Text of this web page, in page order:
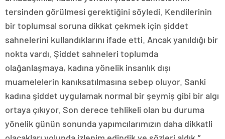
tersinden görülmesi gerektiğini söyledi. Kendilerinin
bir toplumsal soruna dikkat çekmek için şiddet
sahnelerini kullandıklarını ifade etti. Ancak yanıldığı bir
nokta vardı. Şiddet sahneleri toplumda
olağanlaşmaya, kadına yönelik insanlık dışı
muamelelerin kanıksatılmasına sebep oluyor. Sanki
kadına şiddet uygulamak normal bir şeymiş gibi bir algı
ortaya çıkıyor. Son derece tehlikeli olan bu duruma
yönelik günün sonunda yapımcılarımızın daha dikkatli